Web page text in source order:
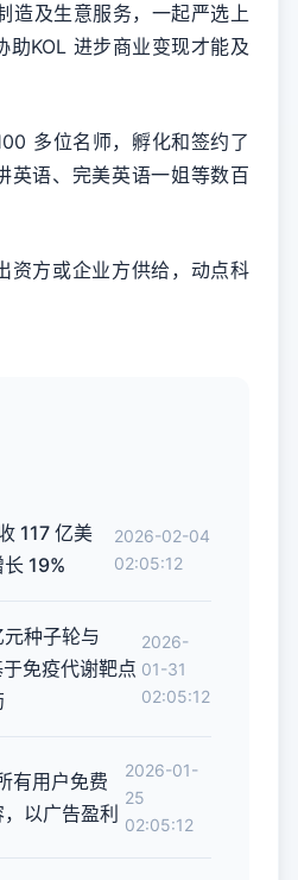
造及生意服务，一起严选上
助KOL 进步商业变现才能及
多位名师，孵化和签约了
英语、完美英语一姐等数百
资方或企业方供给，动点科
117 亿美
19%
2026-02-04
02:05:12
种子轮与
免疫代谢靶点
2026-
01-31
02:05:12
有用户免费
以广告盈利
2026-01-
25
02:05:12